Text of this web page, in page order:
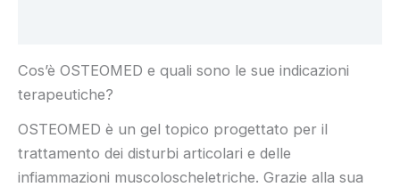
Cos’è OSTEOMED e quali sono le sue indicazioni
terapeutiche?
OSTEOMED è un gel topico progettato per il
trattamento dei disturbi articolari e delle
infiammazioni muscoloscheletriche. Grazie alla sua